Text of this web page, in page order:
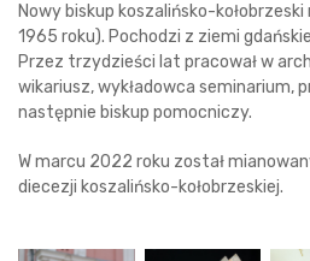
Nowy biskup koszalińsko-
1965 roku). Pochodzi z ziemi
Przez trzydzieści lat pracował w
wikariusz, wykładowca seminarium,
następnie biskup pomocniczy.
W marcu 2022 roku został
diecezji koszalińsko-kołobrzeskiej.